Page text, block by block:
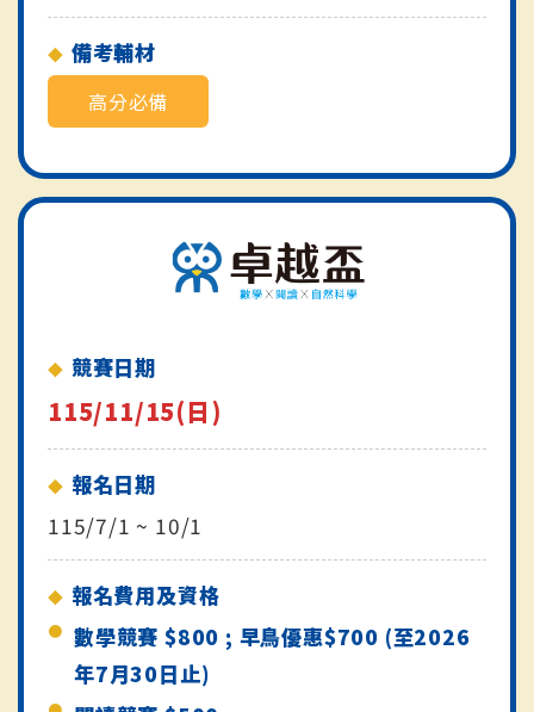
備考輔材
高分必備
競賽日期
115/11/15(日)
報名日期
115/7/1 ~ 10/1
報名費用及資格
數學競賽 $800 ; 早鳥優惠$700 (至2026
年7月30日止)